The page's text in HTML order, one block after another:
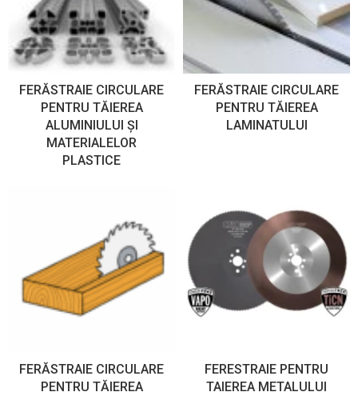
FERĂSTRAIE CIRCULARE
PENTRU TĂIEREA
ALUMINIULUI ȘI
MATERIALELOR
PLASTICE
FERĂSTRAIE CIRCULARE
PENTRU TĂIEREA
LAMINATULUI
FERĂSTRAIE CIRCULARE
PENTRU TĂIEREA
FERESTRAIE PENTRU
TAIEREA METALULUI